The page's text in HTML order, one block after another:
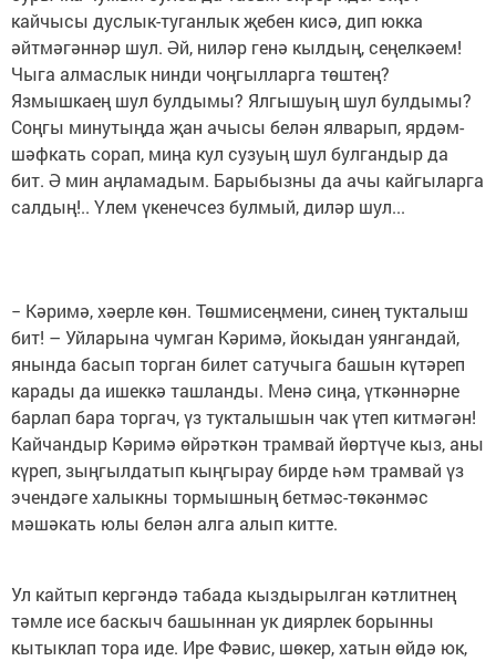
кайчысы дуслык-туганлык җебен кисә, дип юкка
әйтмәгәннәр шул. Әй, ниләр генә кылдың, сеңелкәем!
Чыга алмаслык нинди чоңгылларга төштең?
Язмышкаең шул булдымы? Ялгышуың шул булдымы?
Соңгы минутыңда җан ачысы белән ялварып, ярдәм-
шәфкать сорап, миңа кул сузуың шул булгандыр да
бит. Ә мин аңламадым. Барыбызны да ачы кайгыларга
салдың!.. Үлем үкенечсез булмый, диләр шул...
− Кәримә, хәерле көн. Төшмисеңмени, синең тукталыш
бит! – Уйларына чумган Кәримә, йокыдан уянгандай,
янында басып торган билет сатучыга башын күтәреп
карады да ишеккә ташланды. Менә сиңа, үткәннәрне
барлап бара торгач, үз тукталышын чак үтеп китмәгән!
Кайчандыр Кәримә өйрәткән трамвай йөртүче кыз, аны
күреп, зыңгылдатып кыңгырау бирде һәм трамвай үз
эчендәге халыкны тормышның бетмәс-төкәнмәс
мәшәкать юлы белән алга алып китте.
Ул кайтып кергәндә табада кыздырылган кәтлитнең
тәмле исе баскыч башыннан ук диярлек борынны
кытыклап тора иде. Ире Фәвис, шөкер, хатын өйдә юк,